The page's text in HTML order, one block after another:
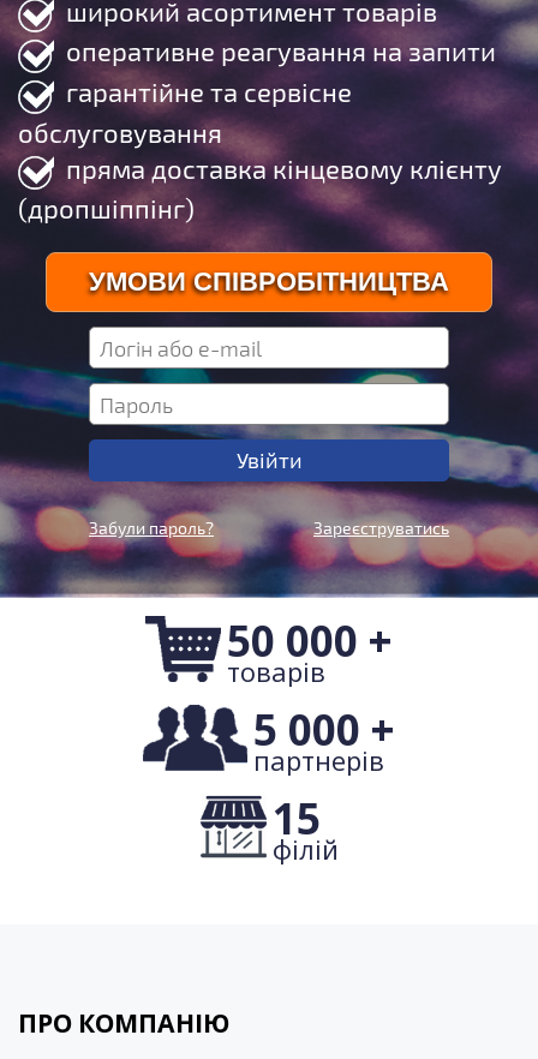
широкий асортимент товарів
оперативне реагування на запити
гарантійне та сервісне
обслуговування
пряма доставка кінцевому клієнту
(дропшіппінг)
УМОВИ СПІВРОБІТНИЦТВА
Забули пароль? Зареєструватись
50 000 +
товарів
5 000 +
партнерів
15
філій
ПРО КОМПАНІЮ